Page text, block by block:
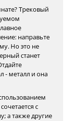
Трековый
направьте
Но это не
станет
- металл и она
с
а также другие